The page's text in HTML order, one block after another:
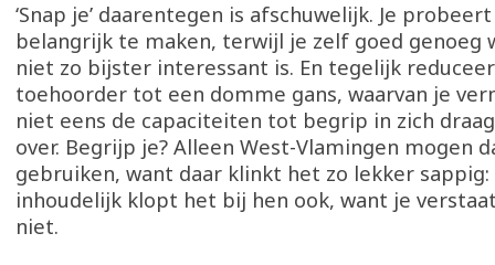
‘Snap je’ daarentegen is afschuwelijk. Je
belangrijk te maken, terwijl je zelf goed genoeg
niet zo bijster interessant is. En tegelijk
toehoorder tot een domme gans, waarvan je
niet eens de capaciteiten tot begrip in zich
over. Begrijp je? Alleen West-Vlamingen mogen
gebruiken, want daar klinkt het zo lekker sappig:
inhoudelijk klopt het bij hen ook, want je
niet.